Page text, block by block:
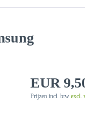
EUR
Prijzen incl. btwexcl.